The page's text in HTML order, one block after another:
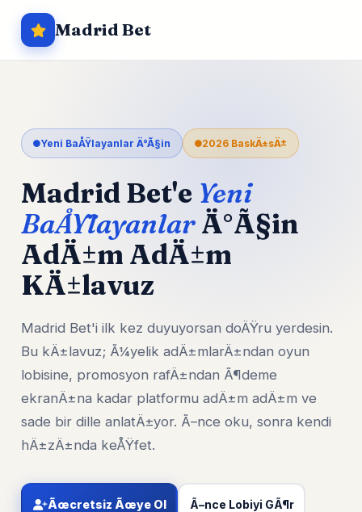
Madrid Bet
Yeni BaÅŸlayanlar Ä°Ã§in 2026 BaskÄ±sÄ±
Madrid Bet'e Yeni
BaÅŸlayanlarÄ°Ã§in
AdÄ±m AdÄ±m
KÄ±lavuz
Madrid Bet'i ilk kez duyuyorsan doÄŸru yerdesin.
Bu kÄ±lavuz; Ã¼yelik adÄ±mlarÄ±ndan oyun
lobisine, promosyon rafÄ±ndan Ã¶deme
ekranÄ±na kadar platformu adÄ±m adÄ±m ve
sade bir dille anlatÄ±yor. Ã–nce oku, sonra kendi
hÄ±zÄ±nda keÅŸfet.
Ãœcretsiz Ãœye Ol Ã–nce Lobiyi GÃ¶r